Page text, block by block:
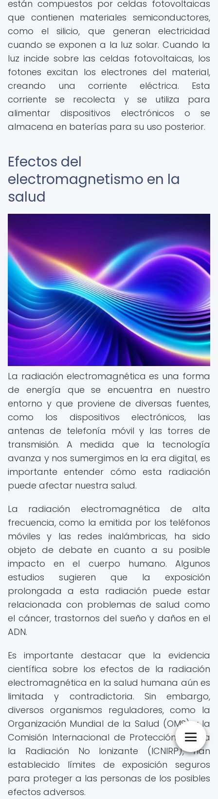
están compuestos por celdas fotovoltaicas
que contienen materiales semiconductores,
como el silicio, que generan electricidad
cuando se exponen a la luz solar. Cuando la
luz incide sobre las celdas fotovoltaicas, los
fotones excitan los electrones del material,
creando una corriente eléctrica. Esta
corriente se recolecta y se utiliza para
alimentar dispositivos electrónicos o se
almacena en baterías para su uso posterior.
Efectos del
electromagnetismo en la
salud
La radiación electromagnética es una forma
de energía que se encuentra en nuestro
entorno y que proviene de diversas fuentes,
como los dispositivos electrónicos, las
antenas de telefonía móvil y las torres de
transmisión. A medida que la tecnología
avanza y nos sumergimos en la era digital, es
importante entender cómo esta radiación
puede afectar nuestra salud.
La radiación electromagnética de alta
frecuencia, como la emitida por los teléfonos
móviles y las redes inalámbricas, ha sido
objeto de debate en cuanto a su posible
impacto en el cuerpo humano. Algunos
estudios sugieren que la exposición
prolongada a esta radiación puede estar
relacionada con problemas de salud como
el cáncer, trastornos del sueño y daños en el
ADN.
Es importante destacar que la evidencia
científica sobre los efectos de la radiación
electromagnética en la salud humana aún es
limitada y contradictoria. Sin embargo,
diversos organismos reguladores, como la
Organización Mundial de la Salud (OMS) y la
Comisión Internacional de Protección contra
la Radiación No Ionizante (ICNIRP), han
establecido límites de exposición seguros
para proteger a las personas de los posibles
efectos adversos.